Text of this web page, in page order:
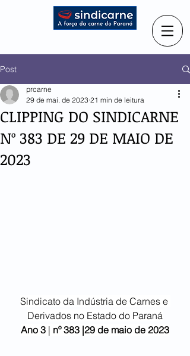
Post
CLIPPING DO SINDICARNE
Nº 383 DE 29 DE MAIO DE
2023
prcarne
29 de mai. de 2023 21 min de leitura
Sindicato da Indústria de Carnes e
Derivados no Estado do Paraná
Ano 3 | nº 383 |29 de maio de 2023